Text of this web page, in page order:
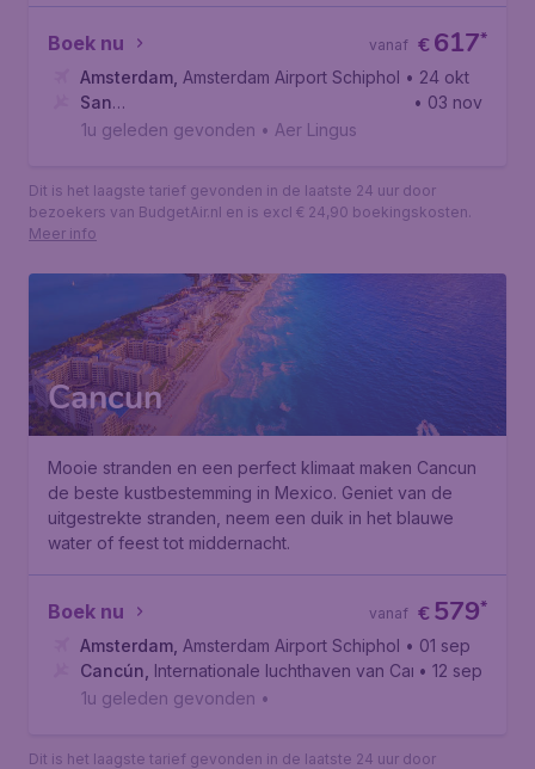
Boek nu €617*
vanaf
Amsterdam Amsterdam Airport Schiphol • 24 okt
San
Francisco, Internationale luchthaven van San Francisco
• 03 nov
1u geleden gevonden • Aer Lingus
Dit is het laagste tarief gevonden in de laatste 24 uur door
bezoekers van BudgetAir.nl en is excl € 24,90 boekingskosten.
Meer info
Cancun
Mooie stranden en een perfect klimaat maken Cancun
de beste kustbestemming in Mexico. Geniet van de
uitgestrekte stranden, neem een duik in het blauwe
water of feest tot middernacht.
Boek nu €579*
vanaf
Amsterdam Amsterdam Airport Schiphol • 01 sep
Cancún Internationale luchthaven van Cancún• 12 sep
1u geleden gevonden •
Dit is het laagste tarief gevonden in de laatste 24 uur door